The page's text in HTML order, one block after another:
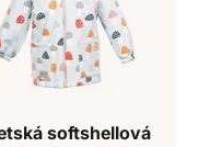
softshellová